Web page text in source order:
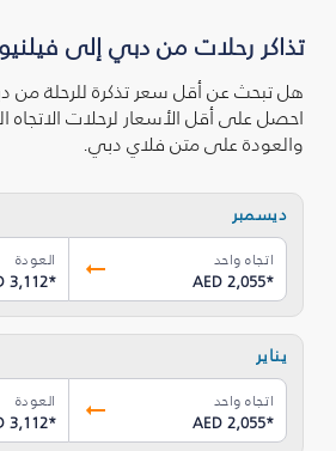
تذاكر رحلات من دبي إلى
هل تبحث عن أقل سعر تذكرة للرحلة من
احصل على أقل الأسعار لرحلات الاتجاه
والعودة على متن فلاي دبي.
ديسمبر
اتجاه واحد
AED 2,055*
العودة
3,112*
يناير
اتجاه واحد
AED 2,055*
العودة
3,112*